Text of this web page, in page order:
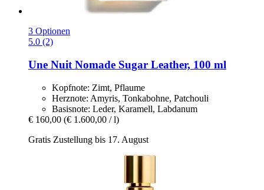
3 Optionen
5.0 (2)
Une Nuit Nomade Sugar Leather, 100 ml
Kopfnote: Zimt, Pflaume
Herznote: Amyris, Tonkabohne, Patchouli
Basisnote: Leder, Karamell, Labdanum
€ 160,00 (€ 1.600,00 / l)
Gratis Zustellung bis 17. August